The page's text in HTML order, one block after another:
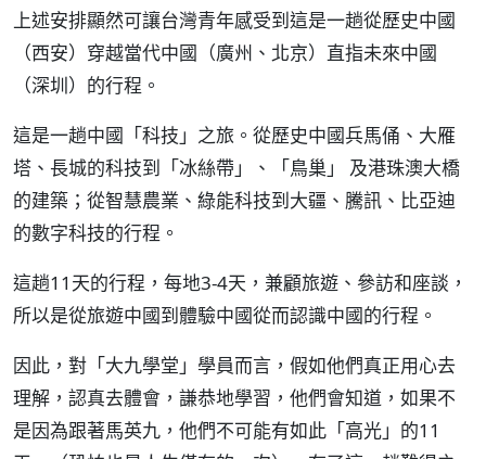
上述安排顯然可讓台灣青年感受到這是一趟從歷史中國
（西安）穿越當代中國（廣州、北京）直指未來中國
（深圳）的行程。
這是一趟中國「科技」之旅。從歷史中國兵馬俑、大雁
塔、長城的科技到「冰絲帶」、「鳥巢」 及港珠澳大橋
的建築；從智慧農業、綠能科技到大疆、騰訊、比亞迪
的數字科技的行程。
這趟11天的行程，每地3-4天，兼顧旅遊、參訪和座談，
所以是從旅遊中國到體驗中國從而認識中國的行程。
因此，對「大九學堂」學員而言，假如他們真正用心去
理解，認真去體會，謙恭地學習，他們會知道，如果不
是因為跟著馬英九，他們不可能有如此「高光」的11